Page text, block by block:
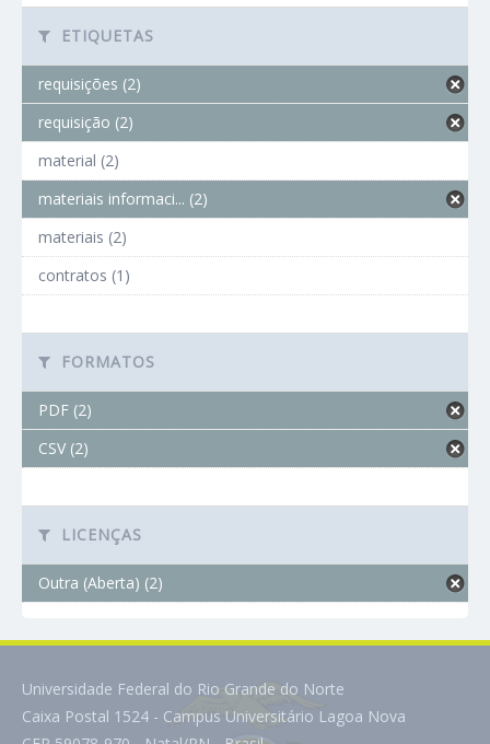
ETIQUETAS
requisições (2)
requisição (2)
material (2)
materiais informaci... (2)
materiais (2)
contratos (1)
FORMATOS
PDF (2)
CSV (2)
LICENÇAS
Outra (Aberta) (2)
Universidade Federal do Rio Grande do Norte
Caixa Postal 1524 - Campus Universitário Lagoa Nova